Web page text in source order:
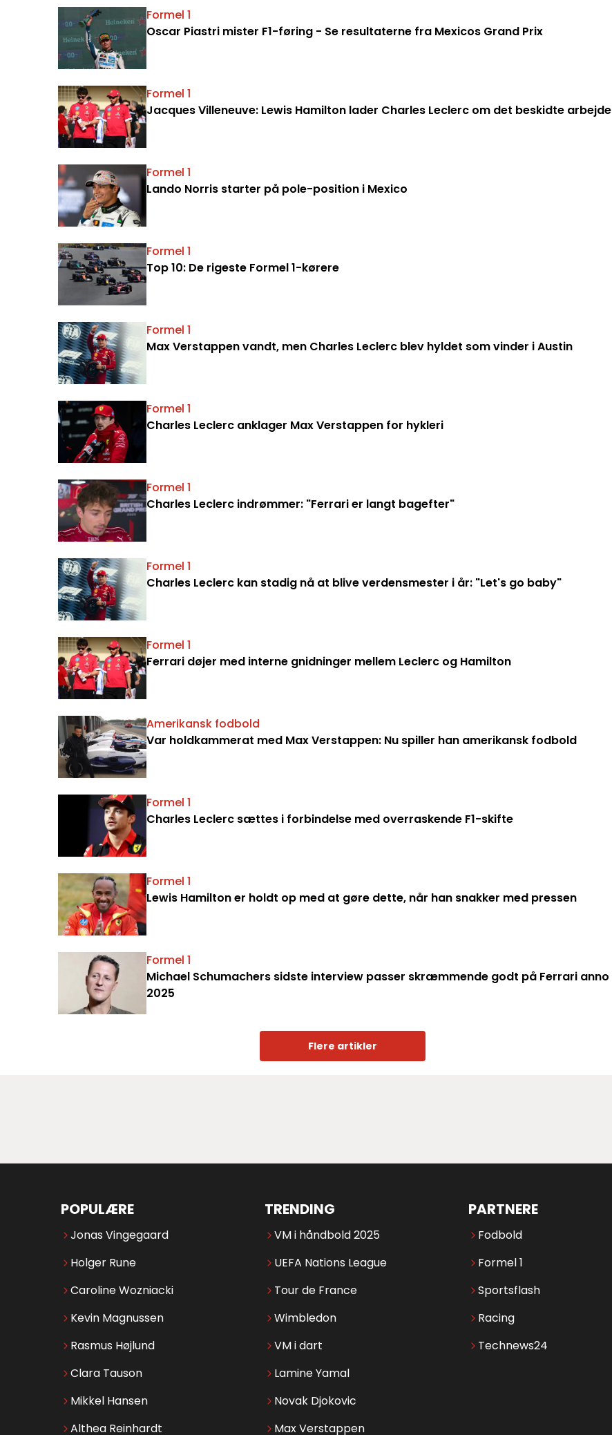
Formel 1
Oscar Piastri mister F1-føring - Se resultaterne fra Mexicos Grand Prix
Formel 1
Jacques Villeneuve: Lewis Hamilton lader Charles Leclerc om det beskidte arbejde
Formel 1
Lando Norris starter på pole-position i Mexico
Formel 1
Top 10: De rigeste Formel 1-kørere
Formel 1
Max Verstappen vandt, men Charles Leclerc blev hyldet som vinder i Austin
Formel 1
Charles Leclerc anklager Max Verstappen for hykleri
Formel 1
Charles Leclerc indrømmer: "Ferrari er langt bagefter"
Formel 1
Charles Leclerc kan stadig nå at blive verdensmester i år: "Let's go baby"
Formel 1
Ferrari døjer med interne gnidninger mellem Leclerc og Hamilton
Amerikansk fodbold
Var holdkammerat med Max Verstappen: Nu spiller han amerikansk fodbold
Formel 1
Charles Leclerc sættes i forbindelse med overraskende F1-skifte
Formel 1
Lewis Hamilton er holdt op med at gøre dette, når han snakker med pressen
Formel 1
Michael Schumachers sidste interview passer skræmmende godt på Ferrari anno
2025
Flere artikler
POPULÆRE
Jonas Vingegaard
Holger Rune
Caroline Wozniacki
Kevin Magnussen
Rasmus Højlund
Clara Tauson
Mikkel Hansen
Althea Reinhardt
TRENDING
VM i håndbold 2025
UEFA Nations League
Tour de France
Wimbledon
VM i dart
Lamine Yamal
Novak Djokovic
Max Verstappen
PARTNERE
Fodbold
Formel 1
Sportsflash
Racing
Technews24